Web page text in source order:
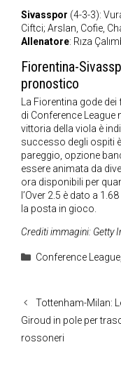
Sivasspor (4-3-3):
Ciftci; Arslan, Cofie,
Allenatore: Rıza
Fiorentina-
pronostico
La Fiorentina gode
di Conference
vittoria della viola è
successo degli ospiti
pareggio, opzione
essere animata da
ora disponibili per
l’Over 2.5 è dato a
la posta in gioco.
Crediti immagini: Getty
Categorie
Conference League
Tottenham-Milan:
Giroud in pole per
rossoneri